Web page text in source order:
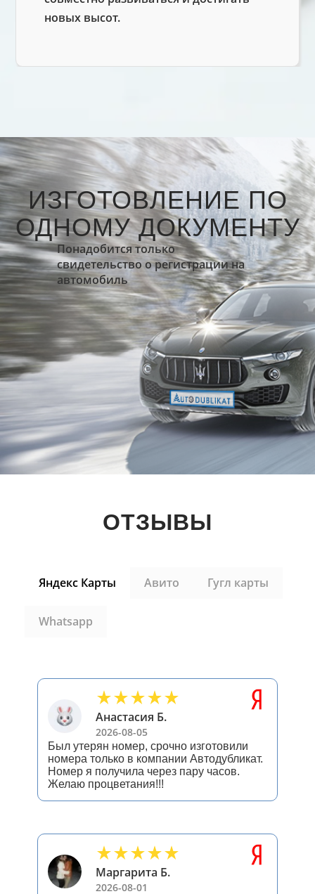
новых высот.
ИЗГОТОВЛЕНИЕ ПО
ОДНОМУ ДОКУМЕНТУ
Понадобится только
свидетельство о регистрации на
автомобиль
ОТЗЫВЫ
Яндекс Карты Авито Гугл карты
Whatsapp
Анастасия Б.
2026-08-05
Был утерян номер, срочно изготовили
номера только в компании Автодубликат.
Номер я получила через пару часов.
Желаю процветания!!!
Маргарита Б.
2026-08-01